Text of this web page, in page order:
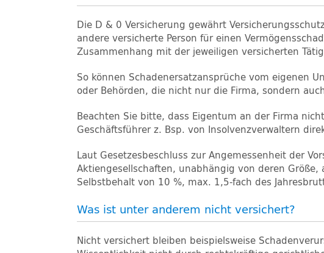
Die D & 0 Versicherung gewährt
andere versicherte Person für einen
Zusammenhang mit der jeweiligen versicherten
So können Schadenersatzansprüche vom eigenen
oder Behörden, die nicht nur die Firma, sondern
Beachten Sie bitte, dass Eigentum an der Firma
Geschäftsführer z. Bsp. von Insolvenzverwaltern
Laut Gesetzesbeschluss zur Angemessenheit der
Aktiengesellschaften, unabhängig von deren
Selbstbehalt von 10 %, max. 1,5-fach des
Was ist unter anderem nicht versichert?
Nicht versichert bleiben beispielsweise